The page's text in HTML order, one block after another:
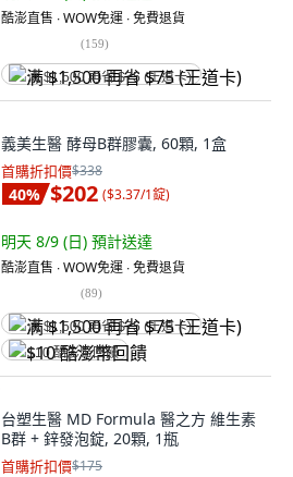
酷澎直售 ∙ WOW免運 ∙ 免費退貨
(159)
满 $1,500 再省 $75 (王道卡)
義美生醫 酵母B群膠囊, 60顆, 1盒
首購折扣價$338
40% $202 ($3.37/1錠)
明天 8/9 (日) 預計送達
酷澎直售 ∙ WOW免運 ∙ 免費退貨
(89)
满 $1,500 再省 $75 (王道卡)
$10 酷澎幣回饋
台塑生醫 MD Formula 醫之方 維生素
B群 + 鋅發泡錠, 20顆, 1瓶
首購折扣價$175